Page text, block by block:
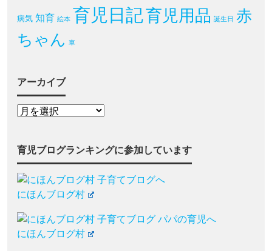
病気 知育 絵本 育児日記育児用品 誕生日 赤
ちゃん 車
アーカイブ
育児ブログランキングに参加しています
にほんブログ村
にほんブログ村